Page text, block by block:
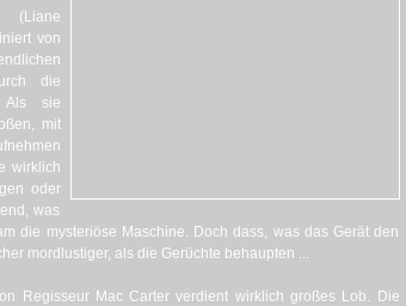
(Liane
von
die
Als sie
mit
wirklich
oder
was
die mysteriöse Maschine. Doch dass, was das Gerät den
mordlustiger, als die Gerüchte behaupten ...
Regisseur Mac Carter verdient wirklich großes Lob. Die